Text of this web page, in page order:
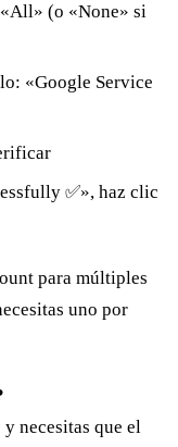
«All» (o «None» si
«Google Service
✅», haz clic
para múltiples
uno por
necesitas que el